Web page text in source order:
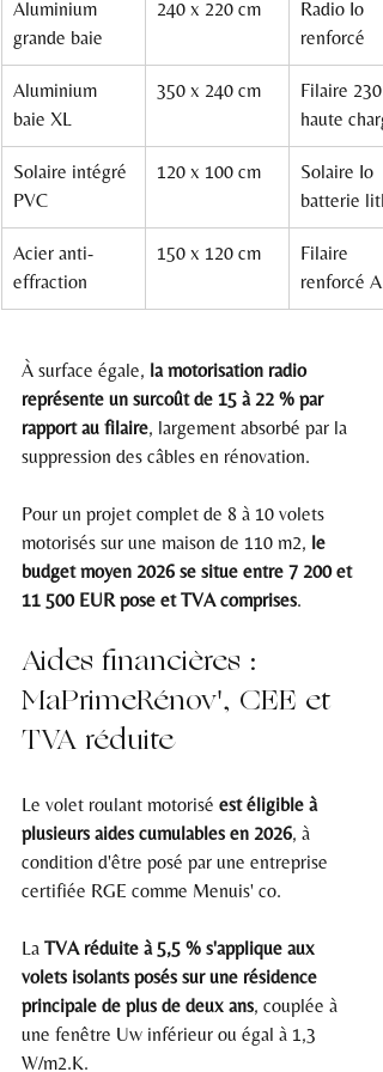
Aluminium
grande baie
240 x 220 cm
Radio Io
renforcé
Aluminium
baie XL
350 x 240 cm
Filaire 230
haute
Solaire intégré
PVC
120 x 100 cm
Solaire Io
batterie
Acier anti-
effraction
150 x 120 cm
Filaire
renforcé
À surface égale, la motorisation radio
représente un surcoût de 15 à 22 % par
rapport au filaire, largement absorbé par la
suppression des câbles en rénovation.
Pour un projet complet de 8 à 10 volets
motorisés sur une maison de 110 m2, le
budget moyen 2026 se situe entre 7 200 et
11 500 EUR pose et TVA comprises.
Aides financières :
MaPrimeRénov', CEE et
TVA réduite
Le volet roulant motorisé est éligible à
plusieurs aides cumulables en 2026, à
condition d'être posé par une entreprise
certifiée RGE comme Menuis' co.
La TVA réduite à 5,5 % s'applique aux
volets isolants posés sur une résidence
principale de plus de deux ans, couplée à
une fenêtre Uw inférieur ou égal à 1,3
W/m2.K.